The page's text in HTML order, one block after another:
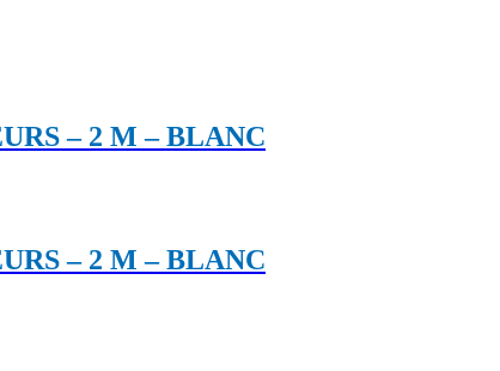
– 2 M – BLANC
– 2 M – BLANC